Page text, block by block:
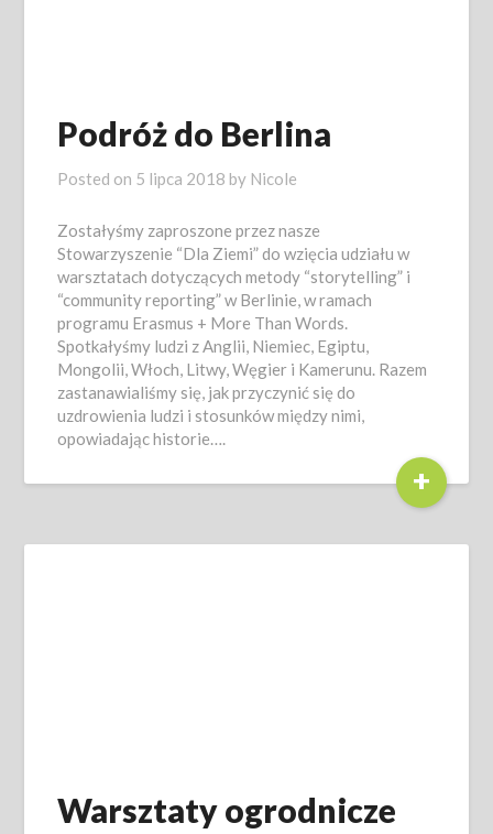
Podróż do Berlina
Posted on 5 lipca 2018 by Nicole
Zostałyśmy zaproszone przez nasze
Stowarzyszenie “Dla Ziemi” do wzięcia udziału w
warsztatach dotyczących metody “storytelling” i
“community reporting” w Berlinie, w ramach
programu Erasmus + More Than Words.
Spotkałyśmy ludzi z Anglii, Niemiec, Egiptu,
Mongolii, Włoch, Litwy, Węgier i Kamerunu. Razem
zastanawialiśmy się, jak przyczynić się do
uzdrowienia ludzi i stosunków między nimi,
opowiadając historie….
+
Warsztaty ogrodnicze